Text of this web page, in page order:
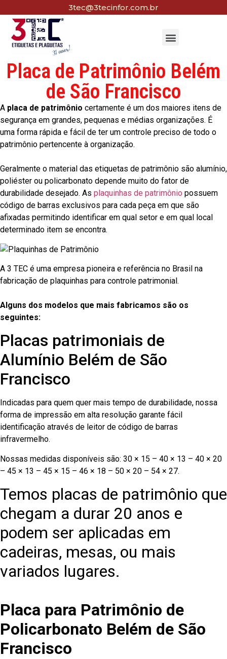
3tec@3tecinfor.com.br
Placa de Patrimônio Belém
de São Francisco
A placa de patrimônio certamente é um dos maiores itens de
segurança em grandes, pequenas e médias organizações. É
uma forma rápida e fácil de ter um controle preciso de todo o
patrimônio pertencente à organização.
Geralmente o material das etiquetas de patrimônio são alumínio,
poliéster ou policarbonato depende muito do fator de
durabilidade desejado. As plaquinhas de patrimônio possuem
código de barras exclusivos para cada peça em que são
afixadas permitindo identificar em qual setor e em qual local
determinado item se encontra.
A 3 TEC é uma empresa pioneira e referência no Brasil na
fabricação de plaquinhas para controle patrimonial.
Alguns dos modelos que mais fabricamos são os
seguintes:
Placas patrimoniais de
Alumínio Belém de São
Francisco
Indicadas para quem quer mais tempo de durabilidade, nossa
forma de impressão em alta resolução garante fácil
identificação através de leitor de código de barras
infravermelho.
Nossas medidas disponíveis são: 30 × 15 – 40 × 13 – 40 × 20
– 45 × 13 – 45 × 15 – 46 × 18 – 50 × 20 – 54 × 27.
Temos placas de patrimônio que
chegam a durar 20 anos e
podem ser aplicadas em
cadeiras, mesas, ou mais
variados lugares.
Placa para Patrimônio de
Policarbonato Belém de São
Francisco